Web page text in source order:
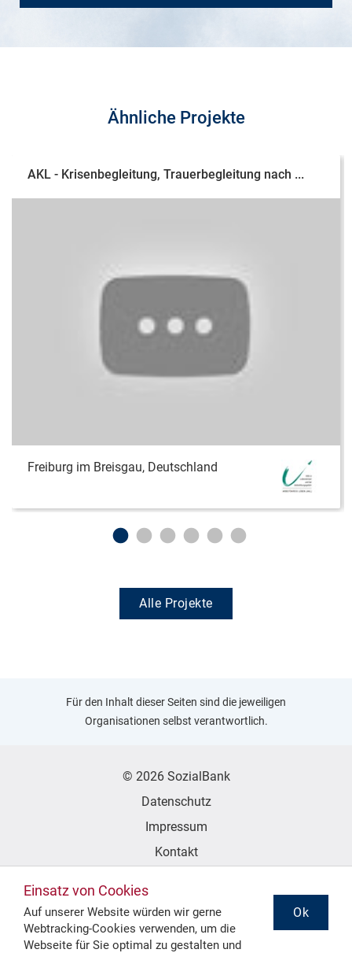
Ähnliche Projekte
AKL - Krisenbegleitung, Trauerbegleitung nach ...
Freiburg im Breisgau, Deutschland
Alle Projekte
Für den Inhalt dieser Seiten sind die jeweiligen
Organisationen selbst verantwortlich.
© 2026 SozialBank
Datenschutz
Impressum
Kontakt
Folgen Sie uns
Einsatz von Cookies
Auf unserer Website würden wir gerne
Webtracking-Cookies verwenden, um die
Webseite für Sie optimal zu gestalten und
Ok